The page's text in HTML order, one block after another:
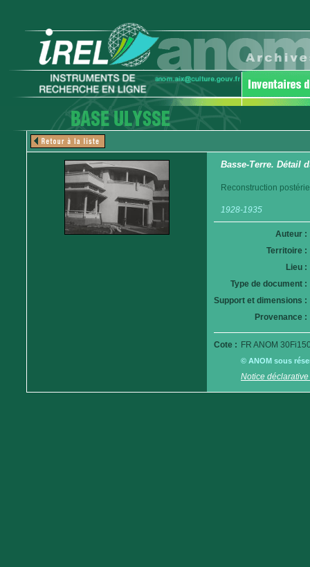
Basse-Terre. Détail
Reconstruction
1928-1935
Auteur :
Territoire :
Lieu :
Type de document :
Support et dimensions :
Provenance :
Cote : FR ANOM
© ANOM sous
Notice